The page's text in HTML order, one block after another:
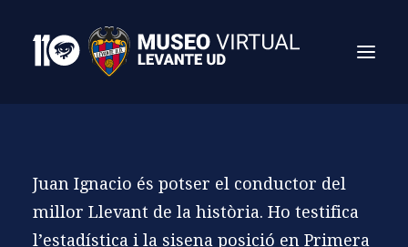
Juan Ignacio és potser el conductor del
millor Llevant de la història. Ho testifica
l’estadística i la sisena posició en Primera